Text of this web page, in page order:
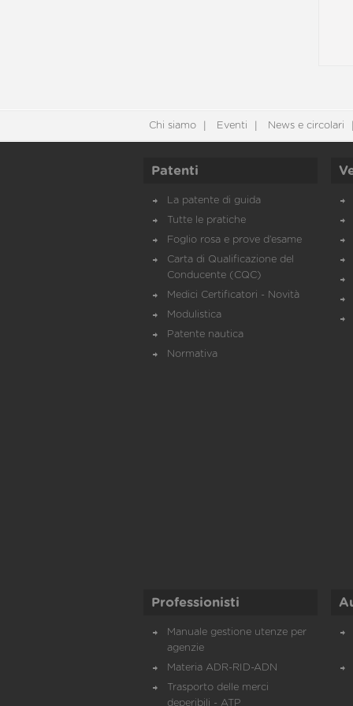
Chi siamo Eventi News e circolari
Patenti
La patente di guida
Tutte le pratiche
Foglio rosa e prove d’esame
Carta di Qualificazione del
Conducente (CQC)
Medici Certificatori - Novità
Modulistica
Patente nautica
Normativa
Professionisti
Manuale gestione utenze per
agenzie
Materia ADR-RID-ADN
Trasporto delle merci
deperibili - ATP